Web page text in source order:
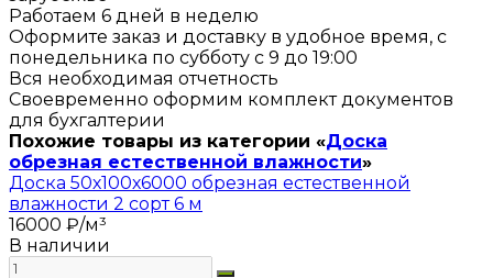
Работаем 6 дней в неделю
Оформите заказ и доставку в удобное время, с
понедельника по субботу с 9 до 19:00
Вся необходимая отчетность
Своевременно оформим комплект документов
для бухгалтерии
Похожие товары из категории «Доска
обрезная естественной влажности»
Доска 50х100х6000 обрезная естественной
влажности 2 сорт 6 м
16000 ₽/м³
В наличии